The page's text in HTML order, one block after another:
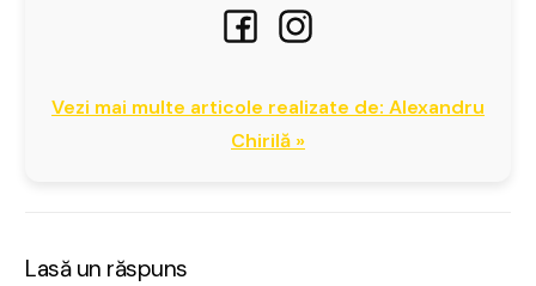
Vezi mai multe articole realizate de: Alexandru
Chirilă »
Lasă un răspuns